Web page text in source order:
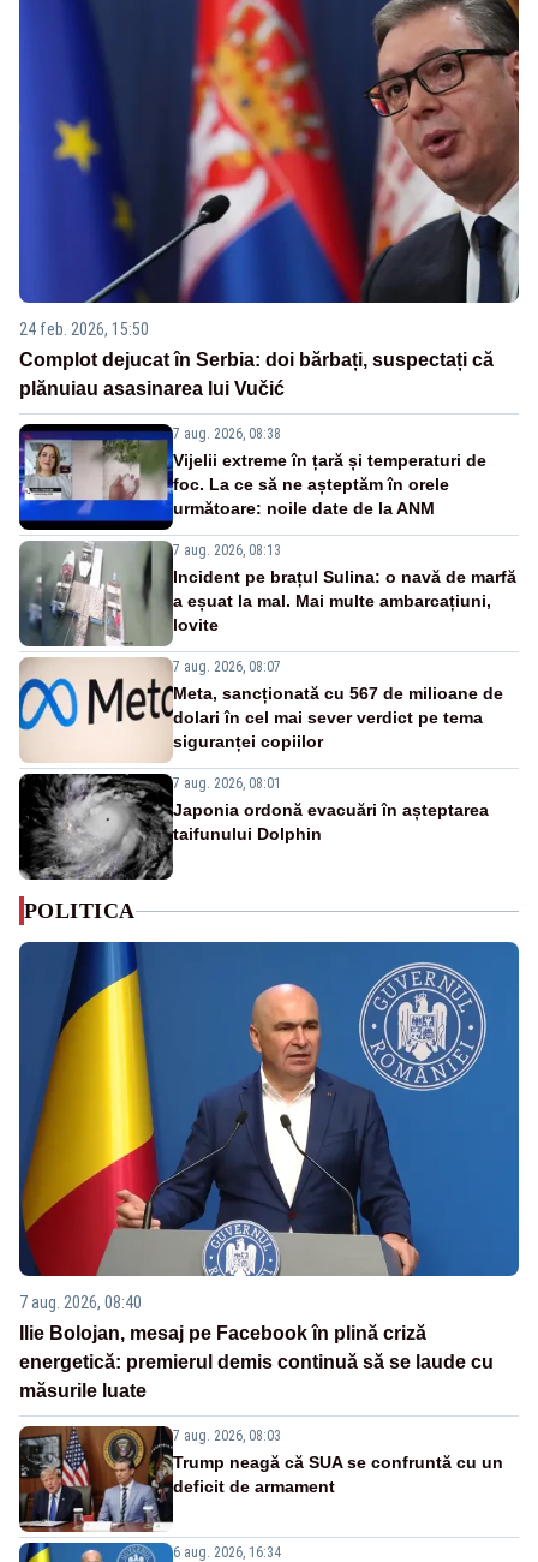
24 feb. 2026, 15:50
Complot dejucat în Serbia: doi bărbați, suspectați că
plănuiau asasinarea lui Vučić
7 aug. 2026, 08:38
Vijelii extreme în țară și temperaturi de
foc. La ce să ne așteptăm în orele
următoare: noile date de la ANM
7 aug. 2026, 08:13
Incident pe brațul Sulina: o navă de marfă
a eșuat la mal. Mai multe ambarcațiuni,
lovite
7 aug. 2026, 08:07
Meta, sancționată cu 567 de milioane de
dolari în cel mai sever verdict pe tema
siguranței copiilor
7 aug. 2026, 08:01
Japonia ordonă evacuări în așteptarea
taifunului Dolphin
POLITICA
7 aug. 2026, 08:40
Ilie Bolojan, mesaj pe Facebook în plină criză
energetică: premierul demis continuă să se laude cu
măsurile luate
7 aug. 2026, 08:03
Trump neagă că SUA se confruntă cu un
deficit de armament
6 aug. 2026, 16:34